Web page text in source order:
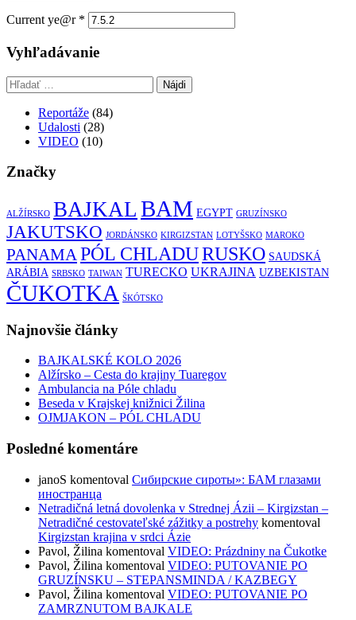
Current ye@r *
Vyhľadávanie
Hľadať:
Reportáže (84)
Udalosti (28)
VIDEO (10)
Značky
ALŽÍRSKO BAJKAL BAM EGYPT GRUZÍNSKO
JAKUTSKO JORDÁNSKO KIRGIZSTAN LOTYŠSKO MAROKO
PANAMAPÓL CHLADURUSKO SAUDSKÁ
ARÁBIA SRBSKO TAIWAN TURECKO UKRAJINA UZBEKISTAN
ČUKOTKA ŠKÓTSKO
Najnovšie články
BAJKALSKÉ KOLO 2026
Alžírsko – Cesta do krajiny Tuaregov
Ambulancia na Póle chladu
Beseda v Krajskej knižnici Žilina
OJMJAKON – PÓL CHLADU
Posledné komentáre
janoS komentoval Сибирские сироты»: БАМ глазами
иностранца
Netradičná letná dovolenka v Strednej Ázii – Kirgizstan –
Netradičné cestovateľské zážitky a postrehy komentoval
Kirgizstan krajina v srdci Ázie
Pavol, Žilina komentoval VIDEO: Prázdniny na Čukotke
Pavol, Žilina komentoval VIDEO: PUTOVANIE PO
GRUZÍNSKU – STEPANSMINDA / KAZBEGY
Pavol, Žilina komentoval VIDEO: PUTOVANIE PO
ZAMRZNUTOM BAJKALE